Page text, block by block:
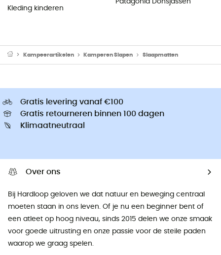
Kleding kinderen
Kampeerartikelen Kamperen Slapen Slaapmatten
Gratis levering vanaf €100
Gratis retourneren binnen 100 dagen
Klimaatneutraal
Over ons
Bij Hardloop geloven we dat natuur en beweging centraal
moeten staan ​​in ons leven. Of je nu een beginner bent of
een atleet op hoog niveau, sinds 2015 delen we onze smaak
voor goede uitrusting en onze passie voor de steile paden
waarop we graag spelen.